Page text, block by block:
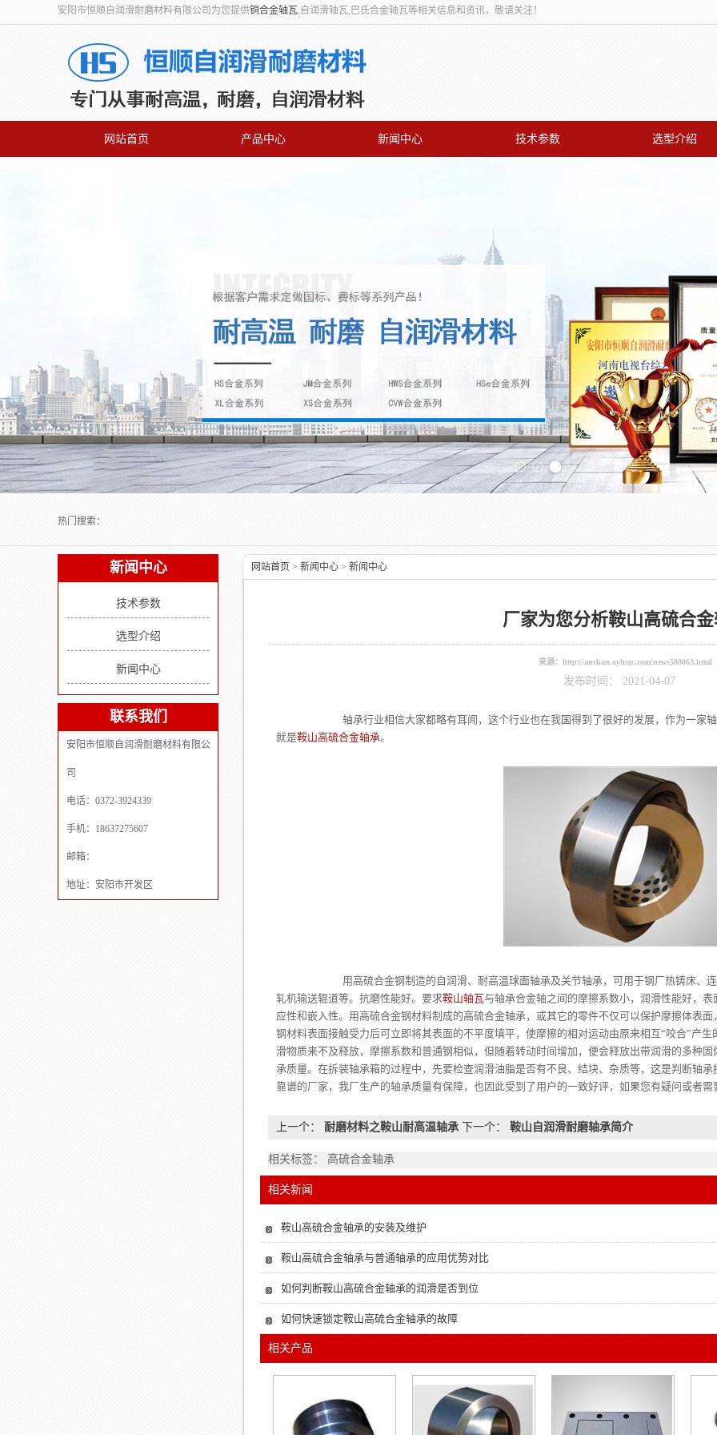
安阳市恒顺自润滑耐磨材料有限公司为您提供铜合金轴瓦,自润滑轴瓦,巴氏合金轴瓦等相关信息和资讯，敬请关注！
网站首页 产品中心 新闻中心 技术参数 选型介绍
热门搜索：
新闻中心
技术参数
选型介绍
新闻中心
联系我们
安阳市恒顺自润滑耐磨材料有限公
司
电话：0372-3924339
手机：18637275607
邮箱：
地址：安阳市开发区
网站首页 > 新闻中心 > 新闻中心
厂家为您分析鞍山高硫合
来源： http://anshan.ayhszc.com/news588063.html
发布时间： 2021-04-07
轴承行业相信大家都略有耳闻，这个行业也在我国得到了很好的发展，作为一家轴承
就是鞍山高硫合金轴承。
用高硫合金钢制造的自润滑、耐高温球面轴承及关节轴承，可用于钢厂热铸床、连铸
轧机输送辊道等。抗磨性能好。要求鞍山轴瓦与轴承合金轴之间的摩擦系数小，润滑性能好，
应性和嵌入性。用高硫合金钢材料制成的高硫合金轴承，或其它的零件不仅可以保护摩擦体表
钢材料表面接触受力后可立即将其表面的不平度填平，使摩擦的相对运动由原来相互“咬合”产
滑物质来不及释放，摩擦系数和普通钢相似，但随着转动时间增加，便会释放出带润滑的多种
承质量。在拆装轴承箱的过程中，先要检查润滑油脂是否有不良、结块、杂质等，这是判断轴
靠谱的厂家，我厂生产的轴承质量有保障，也因此受到了用户的一致好评，如果您有疑问或者
上一个： 耐磨材料之鞍山耐高温轴承 下一个： 鞍山自润滑耐磨轴承简介
相关标签： 高硫合金轴承
相关新闻
鞍山高硫合金轴承的安装及维护
鞍山高硫合金轴承与普通轴承的应用优势对比
如何判断鞍山高硫合金轴承的润滑是否到位
如何快速锁定鞍山高硫合金轴承的故障
相关产品